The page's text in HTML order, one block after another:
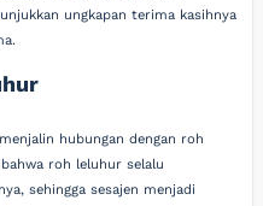
ungkapan terima kasihnya
hubungan dengan roh
roh leluhur selalu
sehingga sesajen menjadi